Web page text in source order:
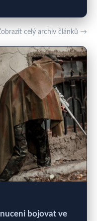
celý archiv článků →
bojovat ve